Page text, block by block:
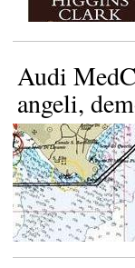
Audi
angeli,